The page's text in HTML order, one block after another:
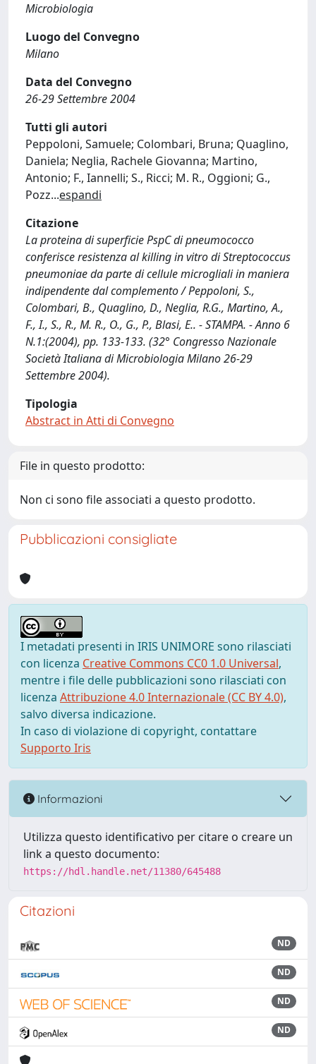
Microbiologia
Luogo del Convegno
Milano
Data del Convegno
26-29 Settembre 2004
Tutti gli autori
Peppoloni, Samuele; Colombari, Bruna; Quaglino,
Daniela; Neglia, Rachele Giovanna; Martino,
Antonio; F., Iannelli; S., Ricci; M. R., Oggioni; G.,
Pozz...espandi
Citazione
La proteina di superficie PspC di pneumococco
conferisce resistenza al killing in vitro di Streptococcus
pneumoniae da parte di cellule microgliali in maniera
indipendente dal complemento / Peppoloni, S.,
Colombari, B., Quaglino, D., Neglia, R.G., Martino, A.,
F., I., S., R., M. R., O., G., P., Blasi, E.. - STAMPA. - Anno 6
N.1:(2004), pp. 133-133. (32° Congresso Nazionale
Società Italiana di Microbiologia Milano 26-29
Settembre 2004).
Tipologia
Abstract in Atti di Convegno
File in questo prodotto:
Non ci sono file associati a questo prodotto.
Pubblicazioni consigliate
I metadati presenti in IRIS UNIMORE sono rilasciati
con licenza Creative Commons CC0 1.0 Universal,
mentre i file delle pubblicazioni sono rilasciati con
licenza Attribuzione 4.0 Internazionale (CC BY 4.0),
salvo diversa indicazione.
In caso di violazione di copyright, contattare
Supporto Iris
Informazioni
Utilizza questo identificativo per citare o creare un
link a questo documento:
https://hdl.handle.net/11380/645488
Citazioni
ND
ND
ND
ND